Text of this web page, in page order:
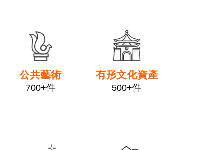
公共藝術
700+件
有形文化資產
500+件